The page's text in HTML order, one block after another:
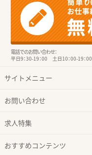
電話でのお問い合わせ：
平日9：30-19：00 土日10：00-19：00
サイトメニュー
お問い合わせ
求人特集
おすすめコンテンツ